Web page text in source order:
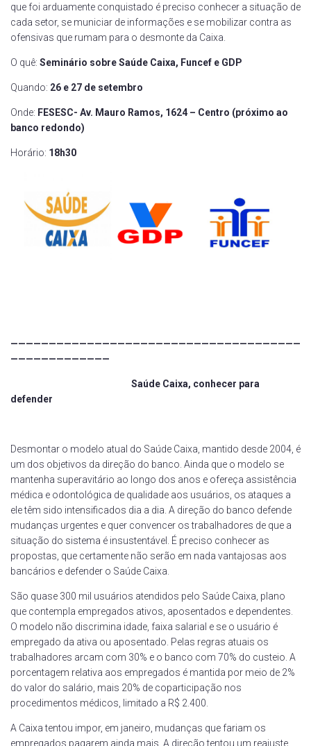
que foi arduamente conquistado é preciso conhecer a situação de
cada setor, se municiar de informações e se mobilizar contra as
ofensivas que rumam para o desmonte da Caixa.
O quê: Seminário sobreSaúde Caixa, Funcef e GDP
Quando: 26 e 27 de setembro
Onde: FESESC- Av. Mauro Ramos, 1624 – Centro (próximo ao
banco redondo)
Horário: 18h30
——————————————————————————————————————
—————————————
Saúde Caixa, conhecer para
defender
Desmontar o modelo atual do Saúde Caixa, mantido desde 2004, é
um dos objetivos da direção do banco. Ainda que o modelo se
mantenha superavitário ao longo dos anos e ofereça assistência
médica e odontológica de qualidade aos usuários, os ataques a
ele têm sido intensificados dia a dia. A direção do banco defende
mudanças urgentes e quer convencer os trabalhadores de que a
situação do sistema é insustentável. É preciso conhecer as
propostas, que certamente não serão em nada vantajosas aos
bancários e defender o Saúde Caixa.
São quase 300 mil usuários atendidos pelo Saúde Caixa, plano
que contempla empregados ativos, aposentados e dependentes.
O modelo não discrimina idade, faixa salarial e se o usuário é
empregado da ativa ou aposentado. Pelas regras atuais os
trabalhadores arcam com 30% e o banco com 70% do custeio. A
porcentagem relativa aos empregados é mantida por meio de 2%
do valor do salário, mais 20% de coparticipação nos
procedimentos médicos, limitado a R$ 2.400.
A Caixa tentou impor, em janeiro, mudanças que fariam os
empregados pagarem ainda mais. A direção tentou um reajuste